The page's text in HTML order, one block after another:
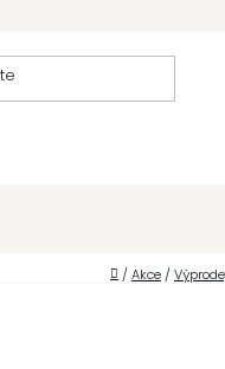
Domů
/Akce /